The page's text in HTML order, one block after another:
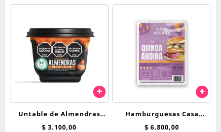
Untable de Almendras
sabor Dulce de Leche
$ 3.100,00
Hamburguesas Casa
Vegana Quinoa Andina
$ 6.800,00